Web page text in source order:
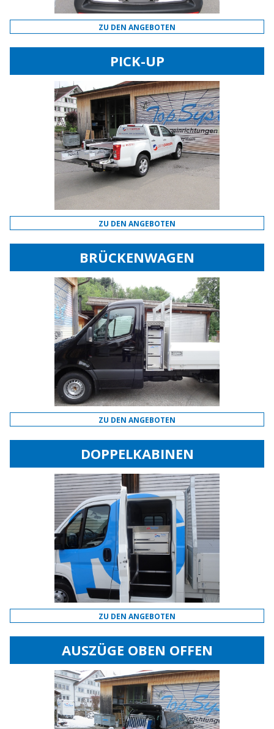
ZU DEN ANGEBOTEN
PICK-UP
ZU DEN ANGEBOTEN
BRÜCKENWAGEN
ZU DEN ANGEBOTEN
DOPPELKABINEN
ZU DEN ANGEBOTEN
AUSZÜGE OBEN OFFEN